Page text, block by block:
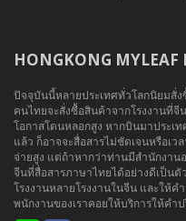
HONGKONG
ปัจจุบันนี้หลายประเทศทั่วโลกนิยมสั่
คนไทยจะสั่งซื้อสินค้าจากโรงงานที่จี
โอกาสโดนหลอกสูง หากบินมาประเ
แล้ว ก็อาจจะสื่อสารไม่ชัดเจนหรือเ
จ่ายสูง แต่ถ้าหากว่าท่านมีสำนักงา
จีนที่สื่อสารภาษาไทยได้อย่างดีเป็น
โรงงานหลายโรงงานในจีน และให้
พนักงานของเราคอยให้บริการให้คำ